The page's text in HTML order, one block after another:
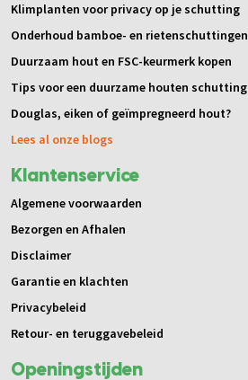
Openingstijden
Klimplanten voor privacy op je schutting
Onderhoud bamboe- en rietenschuttingen
Duurzaam hout en FSC-keurmerk kopen
Tips voor een duurzame houten schutting
Douglas, eiken of geïmpregneerd hout?
Lees al onze blogs
Klantenservice
Algemene voorwaarden
Bezorgen en Afhalen
Disclaimer
Garantie en klachten
Privacybeleid
Retour- en teruggavebeleid